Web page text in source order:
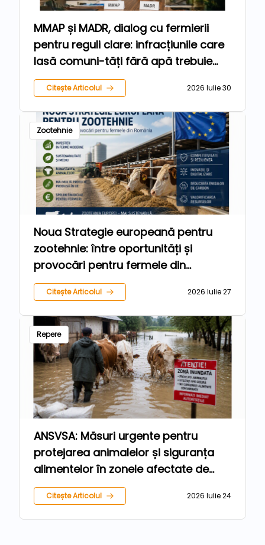
MMAP și MADR, dialog cu fermierii
pentru reguli clare: infracțiunile care
lasă comuni-tăți fără apă trebuie
sancționate, iar agricultorii care
respectă legea trebuie protejați
Citește Articolul 2026 Iulie 30
Zootehnie
Noua Strategie europeană pentru
zootehnie: între oportunități și
provocări pentru fermele din
România
Citește Articolul 2026 Iulie 27
Repere
ANSVSA: Măsuri urgente pentru
protejarea animalelor și siguranța
alimentelor în zonele afectate de
inundații
Citește Articolul 2026 Iulie 24